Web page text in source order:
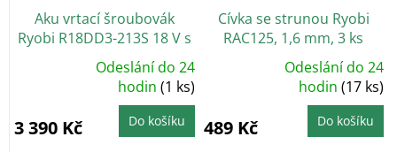
Aku vrtací šroubovák
Ryobi R18DD3-213S 18 V s
akumulátorem a
nabíječkou
5,0
z
5
Odeslání do 24
hodin (1 ks)
3 390 Kč Do košíku
Cívka se strunou Ryobi
RAC125, 1,6 mm, 3 ks
5,0
z
5
Odeslání do 24
hodin(17 ks)
489 Kč Do košíku